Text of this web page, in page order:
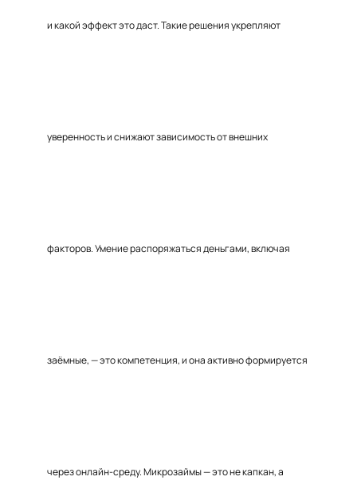
и какой эффект это даст. Такие решения укрепляют
уверенность и снижают зависимость от внешних
факторов. Умение распоряжаться деньгами, включая
заёмные, — это компетенция, и она активно формируется
через онлайн-среду. Микрозаймы — это не капкан, а